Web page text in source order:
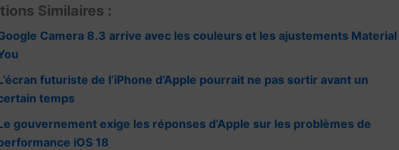
at
s
A
p
p
itt
er
e
gr
m
a
p
h
g
Similaires :
Camera 8.3 arrive avec les couleurs et les ajustements Material
futuriste de l’iPhone d’Apple pourrait ne pas sortir avant un
temps
gouvernement exige les réponses d’Apple sur les problèmes de
iOS 18